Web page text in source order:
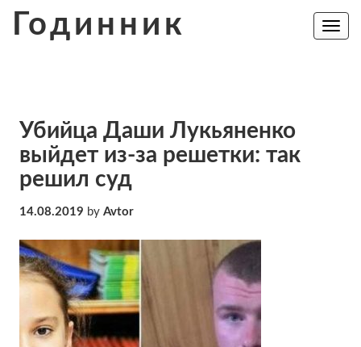
Годинник
Toggle
Убийца Даши Лукьяненко
выйдет из-за решетки: так
решил суд
14.08.2019 by Avtor